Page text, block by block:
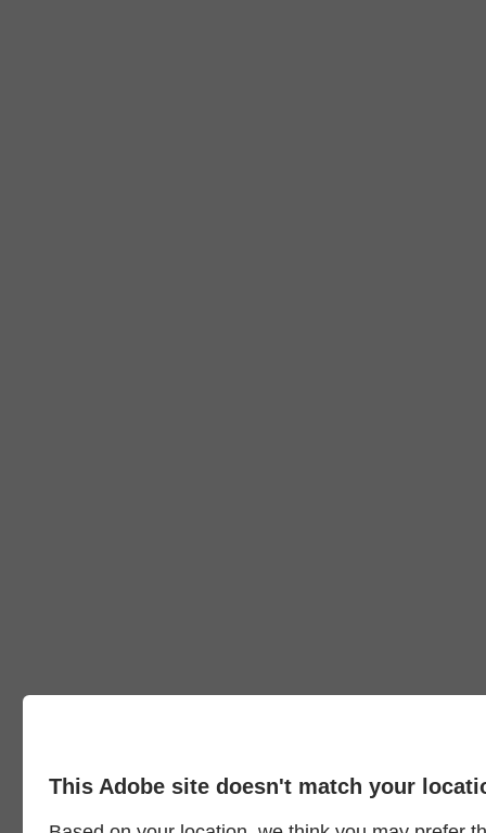
This Adobe site doesn't match your